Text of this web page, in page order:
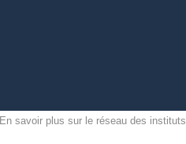
En savoir plus sur le réseau des instituts